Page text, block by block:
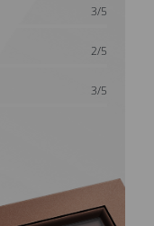
3/5
2/5
3/5